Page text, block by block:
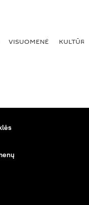
VISUOMENĖ KULTŪRA